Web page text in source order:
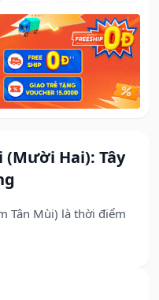
Hai): Tây
Tân Mùi) là thời điểm